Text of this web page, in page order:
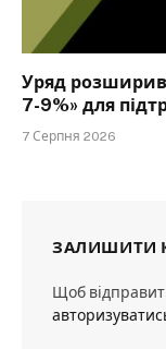
Уряд розширив
7-9%» для
7 Серпня 2026
ЗАЛИШИТИ
Щоб